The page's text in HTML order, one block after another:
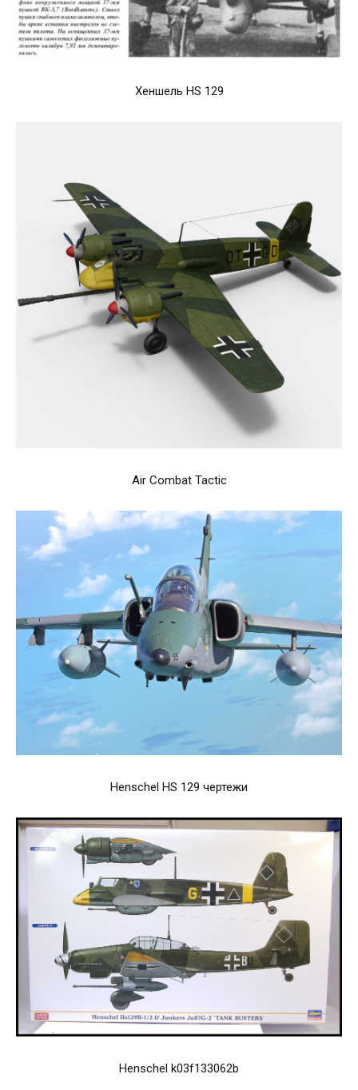
Хеншель HS 129
Air Combat Tactic
Henschel HS 129 чертежи
Henschel k03f133062b